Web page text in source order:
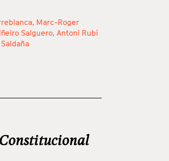
Marc-Roger
Salguero, Antoni Rubí